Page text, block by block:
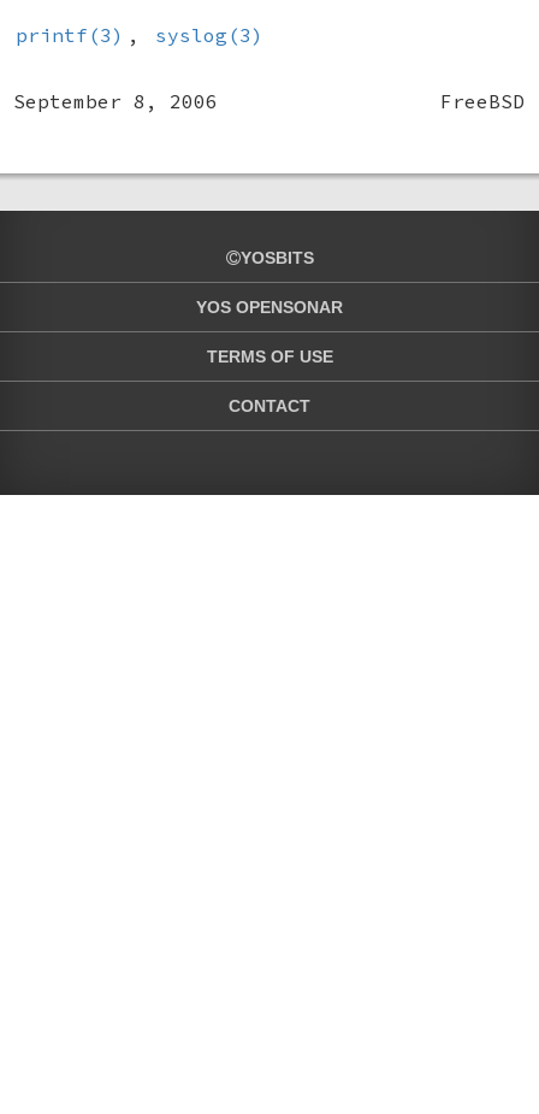
printf(3) , syslog(3)
September 8, 2006 FreeBSD
YOSBITS
YOS OPENSONAR
TERMS OF USE
CONTACT